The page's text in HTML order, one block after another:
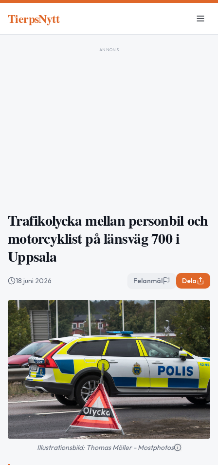
TierpsNytt
ANNONS
Trafikolycka mellan personbil och
motorcyklist på länsväg 700 i
Uppsala
18 juni 2026 Felanmäl Dela
Illustrationsbild: Thomas Möller - Mostphotos